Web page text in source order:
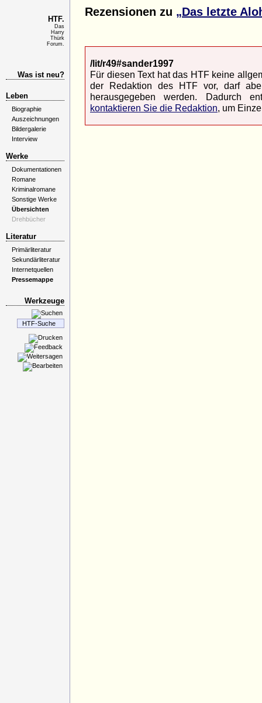
HTF.
Das
Harry
Thürk
Forum.
Was ist neu?
Leben
Biographie
Auszeichnungen
Bildergalerie
Interview
Werke
Dokumentationen
Romane
Kriminalromane
Sonstige Werke
Übersichten
Drehbücher
Literatur
Primärliteratur
Sekundärliteratur
Internetquellen
Pressemappe
Werkzeuge
Rezensionen zu „Das letzte
/lit/r49#sander1997
Für diesen Text hat das HTF keine
der Redaktion des HTF vor, darf
herausgegeben werden. Dadurch
kontaktieren Sie die Redaktion, um